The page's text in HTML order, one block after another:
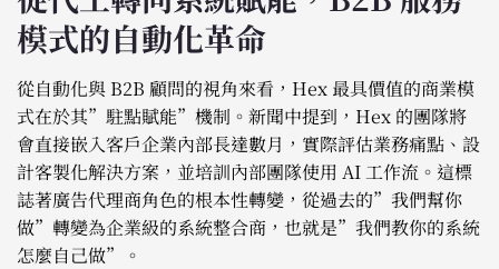
模式的自動化革命
從自動化與 B2B 顧問的視角來看，Hex 最具價值的商業模
式在於其”駐點賦能”機制。新聞中提到，Hex 的團隊將
會直接嵌入客戶企業內部長達數月，實際評估業務痛點、設
計客製化解決方案，並培訓內部團隊使用 AI 工作流。這標
誌著廣告代理商角色的根本性轉變，從過去的”我們幫你
做”轉變為企業級的系統整合商，也就是”我們教你的系統
怎麼自己做”。